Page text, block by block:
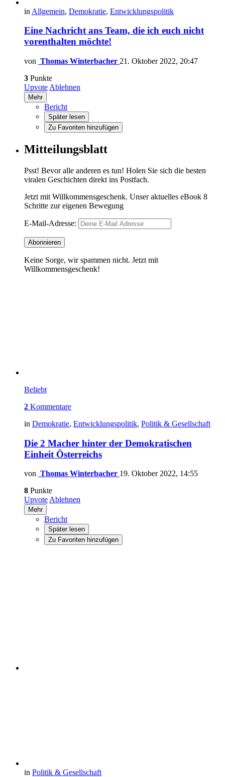
in Allgemein, Demokratie, Entwicklungspolitik
Eine Nachricht ans Team, die ich euch nicht
vorenthalten möchte!
von Thomas Winterbacher 21. Oktober 2022, 20:47
3 Punkte
Upvote Ablehnen
Mehr
Bericht
Später lesen
Zu Favoriten hinzufügen
Mitteilungsblatt
Psst! Bevor alle anderen es tun! Holen Sie sich die besten
viralen Geschichten direkt ins Postfach.
Jetzt mit Willkommensgeschenk. Unser aktuelles eBook 8
Schritte zur eigenen Bewegung
E-Mail-Adresse:
Keine Sorge, wir spammen nicht. Jetzt mit
Willkommensgeschenk!
Beliebt
2 Kommentare
in Demokratie, Entwicklungspolitik, Politik & Gesellschaft
Die 2 Macher hinter der Demokratischen
Einheit Österreichs
von Thomas Winterbacher 19. Oktober 2022, 14:55
8 Punkte
Upvote Ablehnen
Mehr
Bericht
Später lesen
Zu Favoriten hinzufügen
in Politik & Gesellschaft